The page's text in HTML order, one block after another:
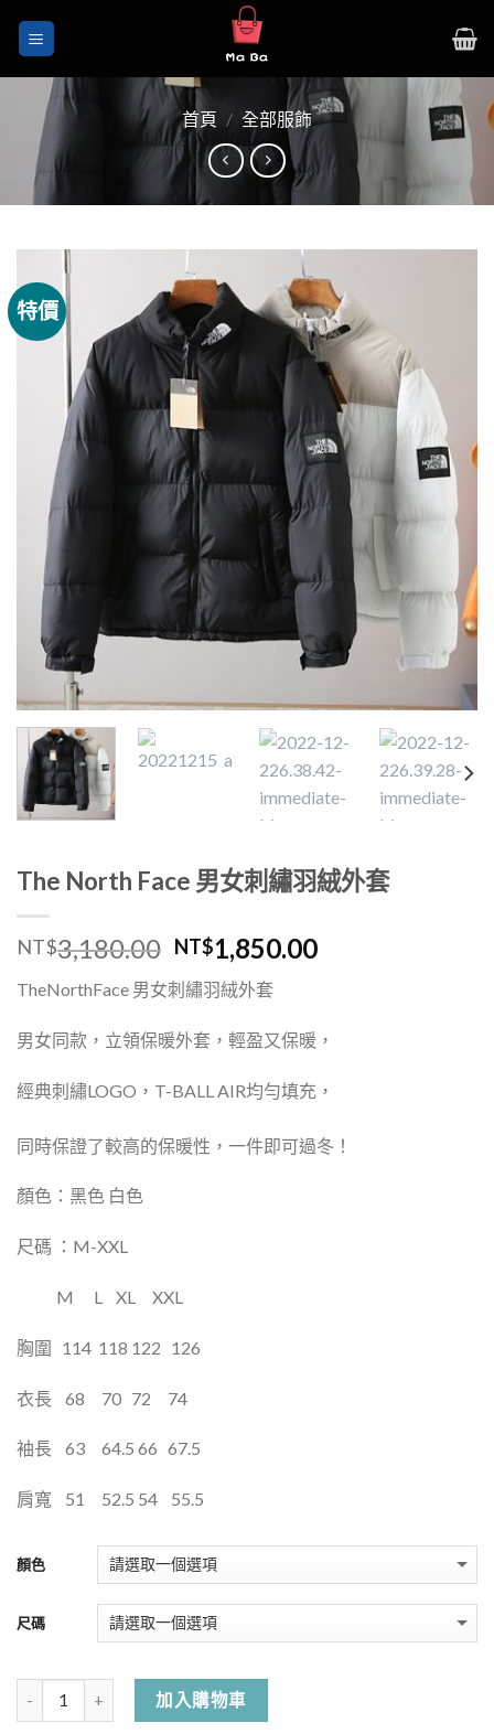
首頁 / 全部服飾
特價
The North Face 男女刺繡羽絨外套
NT$3,180.00 NT$1,850.00
TheNorthFace 男女刺繡羽絨外套
男女同款，立領保暖外套，輕盈又保暖，
經典刺繡LOGO，T-BALL AIR均勻填充，
同時保證了較高的保暖性，一件即可過冬！
顏色： 黑色 白色
尺碼 ： M-XXL
M L XL XXL
胸圍 114 118 122 126
衣長 68 70 72 74
袖長 63 64.5 66 67.5
肩寬 51 52.5 54 55.5
顏色
尺碼
加入購物車